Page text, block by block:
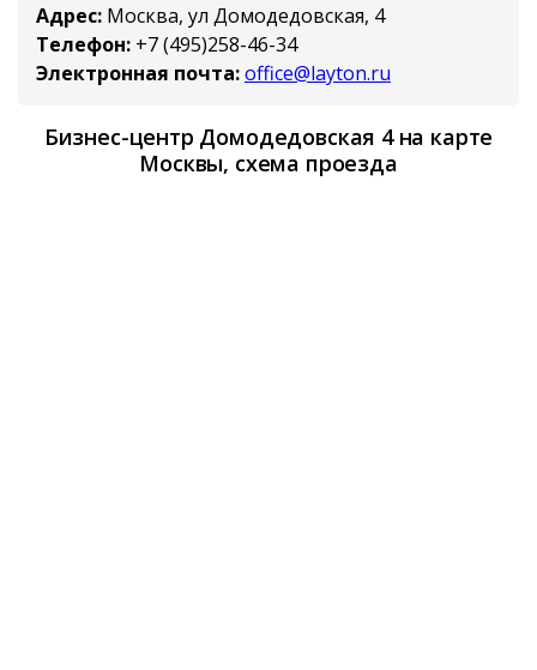
Адрес: Москва, ул Домодедовская, 4
Телефон: +7 (495)258-46-34
Электронная почта:office@layton.ru
Бизнес-центр Домодедовская 4 на карте
Москвы, схема проезда